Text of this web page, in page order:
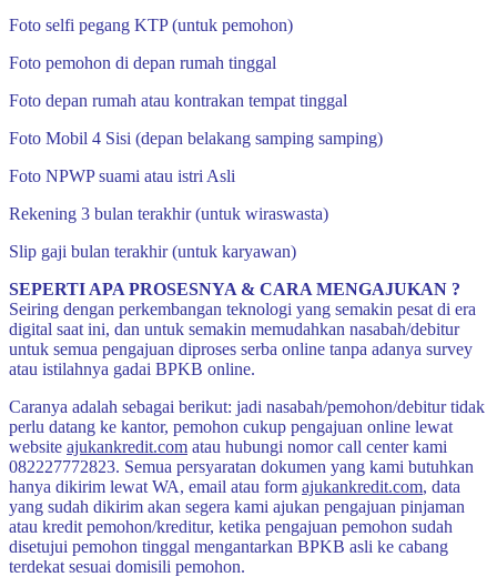
Foto selfi pegang KTP (untuk pemohon)
Foto pemohon di depan rumah tinggal
Foto depan rumah atau kontrakan tempat tinggal
Foto Mobil 4 Sisi (depan belakang samping samping)
Foto NPWP suami atau istri Asli
Rekening 3 bulan terakhir (untuk wiraswasta)
Slip gaji bulan terakhir (untuk karyawan)
SEPERTI APA PROSESNYA & CARA MENGAJUKAN ?
Seiring dengan perkembangan teknologi yang semakin pesat di era
digital saat ini, dan untuk semakin memudahkan nasabah/debitur
untuk semua pengajuan diproses serba online tanpa adanya survey
atau istilahnya gadai BPKB online.
Caranya adalah sebagai berikut: jadi nasabah/pemohon/debitur tidak
perlu datang ke kantor, pemohon cukup pengajuan online lewat
website ajukankredit.com atau hubungi nomor call center kami
082227772823. Semua persyaratan dokumen yang kami butuhkan
hanya dikirim lewat WA, email atau form ajukankredit.com, data
yang sudah dikirim akan segera kami ajukan pengajuan pinjaman
atau kredit pemohon/kreditur, ketika pengajuan pemohon sudah
disetujui pemohon tinggal mengantarkan BPKB asli ke cabang
terdekat sesuai domisili pemohon.